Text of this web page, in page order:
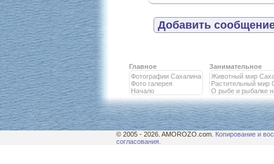
Добавить
Главное
Фотографии Сахалина
Фото галерея
Начало
Занимательное
Животный мир
Растительный мир
О рыбе и рыбалке
© 2005 - 2026. AMOROZO.com. Копирование и
согласования.